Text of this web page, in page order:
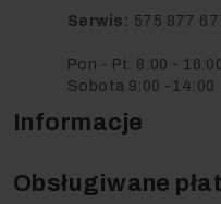
Informacje
Obsługiwane
Serwis: 575 877
Pon - Pt. 8:00 -
Sobota 9:00 -14:00